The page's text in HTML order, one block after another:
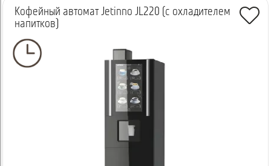
Кофейный автомат Jetinno JL220 (с охладителем
напитков)